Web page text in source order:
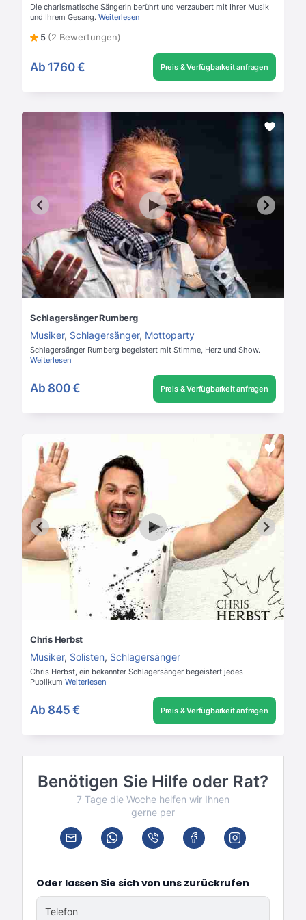
Die charismatische Sängerin berührt und verzaubert mit Ihrer Musik
und Ihrem Gesang. Weiterlesen
5 (2 Bewertungen)
Ab 1760 € Preis & Verfügbarkeit anfragen
Schlagersänger Rumberg
Musiker, Schlagersänger, Mottoparty
Schlagersänger Rumberg begeistert mit Stimme, Herz und Show.
Weiterlesen
Ab 800 € Preis & Verfügbarkeit anfragen
Chris Herbst
Musiker, Solisten, Schlagersänger
Chris Herbst, ein bekannter Schlagersänger begeistert jedes
Publikum Weiterlesen
Ab 845 € Preis & Verfügbarkeit anfragen
Benötigen Sie Hilfe oder Rat?
7 Tage die Woche helfen wir Ihnen
gerne per
Oder lassen Sie sich von uns zurückrufen
Telefon